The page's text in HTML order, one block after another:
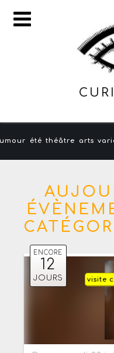
été théâtre arts
ENCORE
12
JOURS visite